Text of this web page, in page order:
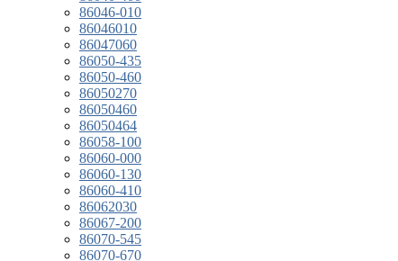
86046-010
86046010
86047060
86050-435
86050-460
86050270
86050460
86050464
86058-100
86060-000
86060-130
86060-410
86062030
86067-200
86070-545
86070-670